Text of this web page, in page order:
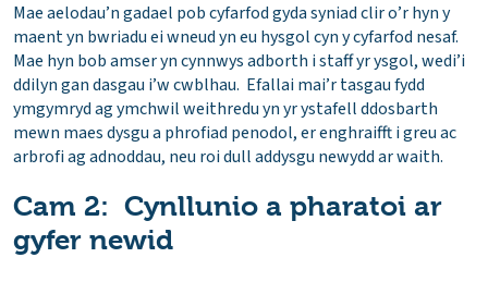
Mae aelodau’n gadael pob cyfarfod gyda syniad clir o’r hyn y
maent yn bwriadu ei wneud yn eu hysgol cyn y cyfarfod nesaf.
Mae hyn bob amser yn cynnwys adborth i staff yr ysgol, wedi’i
ddilyn gan dasgau i’w cwblhau. Efallai mai’r tasgau fydd
ymgymryd ag ymchwil weithredu yn yr ystafell ddosbarth
mewn maes dysgu a phrofiad penodol, er enghraifft i greu ac
arbrofi ag adnoddau, neu roi dull addysgu newydd ar waith.
Cam 2: Cynllunio a pharatoi ar
gyfer newid